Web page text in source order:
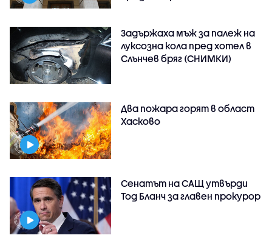
Задържаха мъж за палеж на
луксозна кола пред хотел в
Слънчев бряг (СНИМКИ)
Два пожара горят в област
Хасково
Сенатът на САЩ утвърди
Тод Бланч за главен прокурор